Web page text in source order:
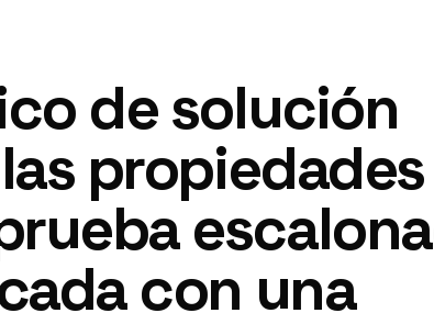
de solución
propiedades
con una